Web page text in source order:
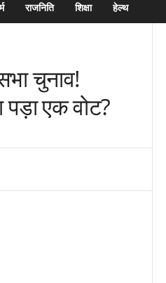
राजनिति शिक्षा हेल्थ
चुनाव!
एक वोट?